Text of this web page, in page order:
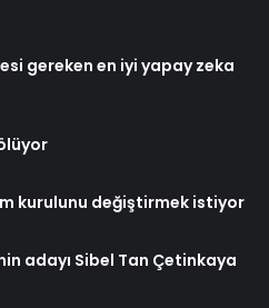
gereken en iyi yapay zeka
kurulunu değiştirmek istiyor
adayı Sibel Tan Çetinkaya